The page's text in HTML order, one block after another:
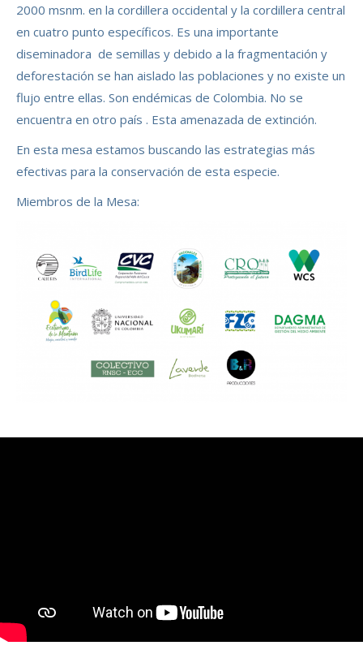
2000 msnm. en la cordillera occidental y la cordillera central
en cuatro punto específicos. Es una importante
diseminadora de semillas y debido a la fragmentación y
deforestación se han aislado las poblaciones y no existe un
flujo entre ellas. Son endémicas de Colombia. No se
encuentra en otro país . Esta amenazada de extinción.
En esta mesa estamos buscando las estrategias más
efectivas para la conservación de esta especie.
Miembros de la Mesa: